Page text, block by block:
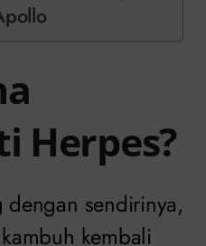
Herpes?
sendirinya,
kembali